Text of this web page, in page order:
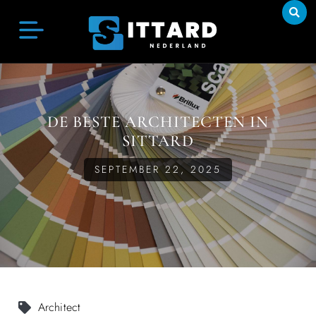
DE BESTE ARCHITECTEN IN
SITTARD
SEPTEMBER 22, 2025
Architect